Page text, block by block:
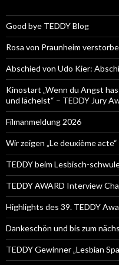
Good bye TEDDY Blog
Rosa von Praunheim
Abschied von Udo Kier:
Kinostart „Wenn du Angst
und lächelst“ – TEDDY Jury
Filmanmeldung 2026
Wir zeigen „Le deuxième
TEDDY beim Lesbisch-
TEDDY AWARD Interview
Highlights des 39. TEDDY
Dankeschön und bis zum
TEDDY Gewinner „Lesbian